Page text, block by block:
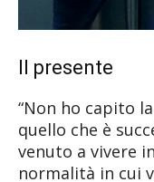
Il presente
“Non ho capito
quello che è
venuto a vivere
normalità in cui